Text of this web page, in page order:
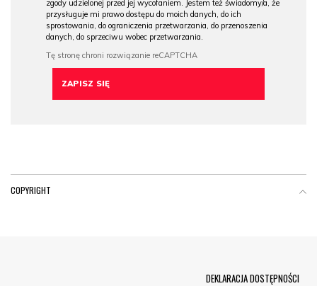
zgody udzielonej przed jej wycofaniem. Jestem też świadomy/a, że
przysługuje mi prawo dostępu do moich danych, do ich
sprostowania, do ograniczenia przetwarzania, do przenoszenia
danych, do sprzeciwu wobec przetwarzania.
COPYRIGHT
DEKLARACJA DOSTĘPNOŚCI